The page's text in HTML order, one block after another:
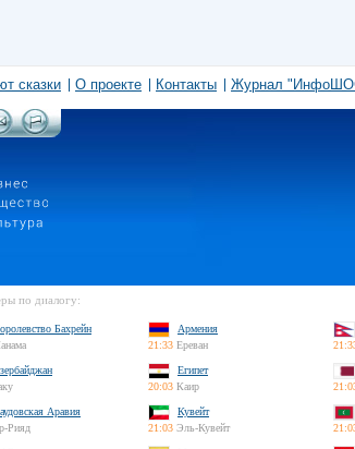
сказки О проекте Контакты Журнал
по диалогу:
Бахрейн
Армения
21:33 Ереван
Египет
20:03 Каир
Аравия
Рияд
Кувейт
21:03 Эль-Кувейт